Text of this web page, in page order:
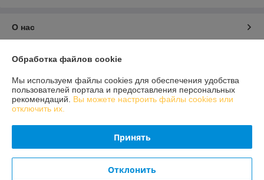
О нас
Контакты
Доставка и оплата
График работы
Политика обработки cookies
Обработка файлов cookie
Мы используем файлы cookies для обеспечения удобства
пользователей портала и предоставления персональных
рекомендаций. Вы можете настроить файлы cookies или
отключить их.
Принять
Отклонить